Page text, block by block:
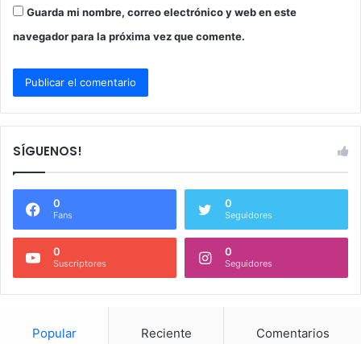
Guarda mi nombre, correo electrónico y web en este
navegador para la próxima vez que comente.
SÍGUENOS!
0
Fans
0
Seguidores
0
Suscriptores
0
Seguidores
Popular Reciente Comentarios